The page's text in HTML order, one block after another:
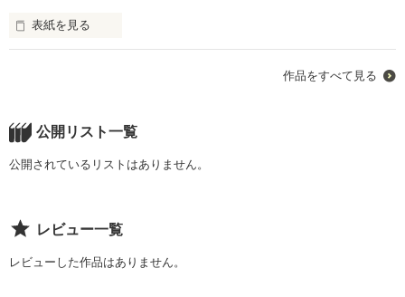
表紙を見る
作品をすべて見る
公開リスト一覧
公開されているリストはありません。
レビュー一覧
レビューした作品はありません。